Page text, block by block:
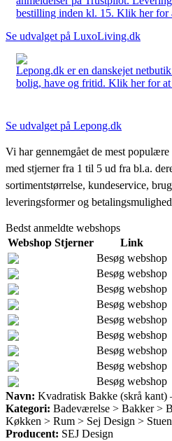
bestilling inden kl. 15. Klik her for
Se udvalget på LuxoLiving.dk
Lepong.dk er en danskejet
bolig, have og fritid. Klik her for at
Se udvalget på Lepong.dk
Vi har gennemgået de mest
med stjerner fra 1 til 5 ud fra bl.a.
sortimentstørrelse, kundeservice,
leveringsformer og
Bedst anmeldte webshops
Webshop Stjerner
Link
Besøg webshop
Besøg webshop
Besøg webshop
Besøg webshop
Besøg webshop
Besøg webshop
Besøg webshop
Besøg webshop
Besøg webshop
Navn: Kvadratisk Bakke (skrå kant)
Kategori: Badeværelse > Bakker >
Køkken > Rum > Sej Design > Stuen
Producent: SEJ Design